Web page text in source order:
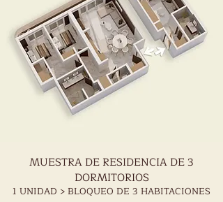
MUESTRA DE RESIDENCIA DE 3
DORMITORIOS
1 UNIDAD > BLOQUEO DE 3 HABITACIONES